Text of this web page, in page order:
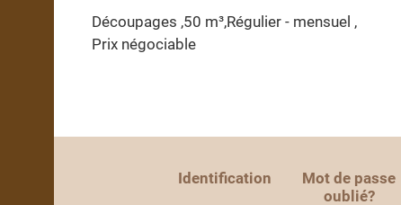
Découpages ,50 m³,Régulier - mensuel ,
Prix négociable
Identification
Mot de passe
oublié?